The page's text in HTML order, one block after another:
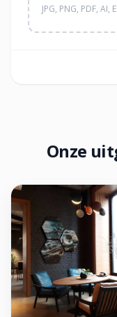
JPG, PNG, PDF,
Onze